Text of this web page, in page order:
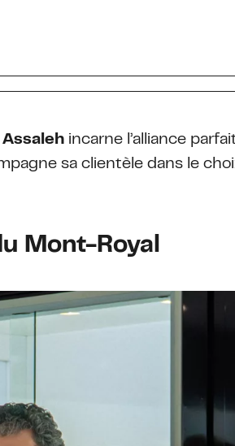
incarne l’alliance
sa clientèle dans le
Mont-Royal